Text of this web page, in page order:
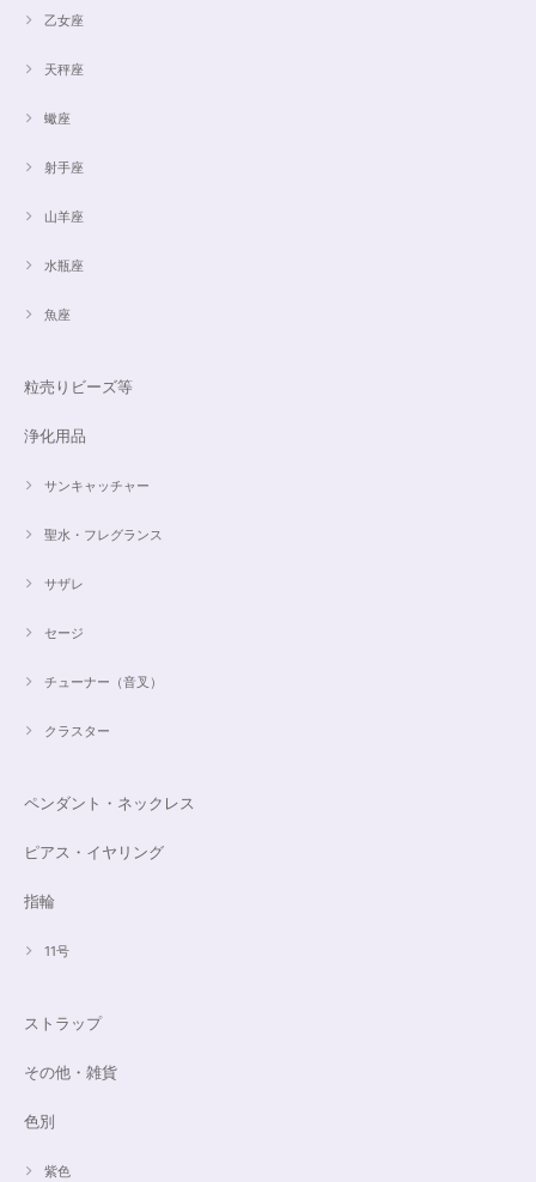
乙女座
天秤座
蠍座
射手座
山羊座
水瓶座
魚座
粒売りビーズ等
浄化用品
サンキャッチャー
聖水・フレグランス
サザレ
セージ
チューナー（音叉）
クラスター
ペンダント・ネックレス
ピアス・イヤリング
指輪
11号
ストラップ
その他・雑貨
色別
紫色